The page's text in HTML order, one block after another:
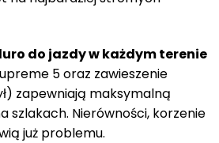
do jazdy w każdym terenie
5 oraz zawieszenie
zapewniają maksymalną
szlakach. Nierówności, korzenie
już problemu.